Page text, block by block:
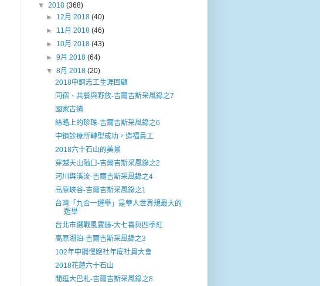
▼ 2018 (368)
► 12月 2018(40)
► 11月 2018(46)
► 10月 2018(43)
►9月 2018(64)
▼8月 2018(20)
2018中鋼志工生涯回顧
同宿、共餐與野放-吉爾吉斯采風錄之7
國家古績
絲路上的珍珠-吉爾吉斯采風錄之6
中鋼診療所轉型成功，造福員工
2018六十石山的美景
穿越天山隘口-吉爾吉斯采風錄之2
河川與溪流-吉爾吉斯采風錄之4
高原峽谷-吉爾吉斯采風錄之1
台灣「九合一選舉」是華人世界規最大的
選舉
台北巿選戰風雲錄-大七喜與四季紅
高原湖泊-吉爾吉斯采風錄之3
102年中鋼慢跑社年底社員大會
2018花蓮六十石山
閒逛大巴札-吉爾吉斯采風錄之8